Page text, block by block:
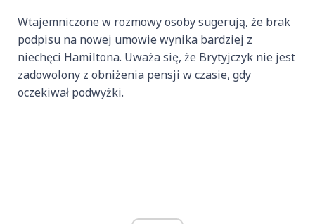
Wtajemniczone w rozmowy osoby sugerują, że brak
podpisu na nowej umowie wynika bardziej z
niechęci Hamiltona. Uważa się, że Brytyjczyk nie jest
zadowolony z obniżenia pensji w czasie, gdy
oczekiwał podwyżki.